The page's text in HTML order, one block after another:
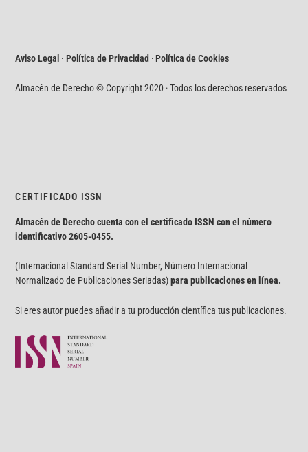
Aviso Legal · Política de Privacidad ·Política de Cookies
Almacén de Derecho © Copyright 2020 · Todos los derechos reservados
CERTIFICADO ISSN
Almacén de Derecho cuenta con el certificado ISSN con el número
identificativo2605-0455.
(Internacional Standard Serial Number, Número Internacional
Normalizado de Publicaciones Seriadas)para publicaciones en línea.
Si eres autor puedes añadir a tu producción científica tus publicaciones.